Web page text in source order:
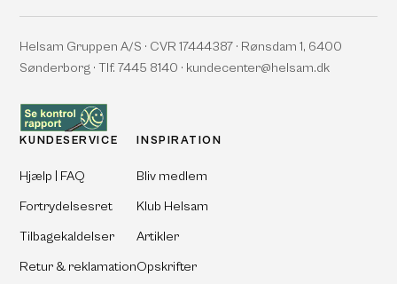
Helsam Gruppen A/S · CVR 17444387 · Rønsdam 1, 6400
Sønderborg · Tlf. 7445 8140 · kundecenter@helsam.dk
KUNDESERVICE
Hjælp | FAQ
Fortrydelsesret
Tilbagekaldelser
Retur & reklamation
INSPIRATION
Bliv medlem
Klub Helsam
Artikler
Opskrifter